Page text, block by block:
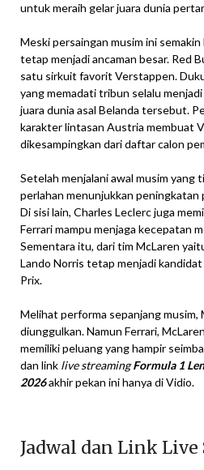
untuk meraih gelar juara dunia
Meski persaingan musim ini
tetap menjadi ancaman besar. Red
satu sirkuit favorit Verstappen.
yang memadati tribun selalu
juara dunia asal Belanda tersebut.
karakter lintasan Austria membuat
dikesampingkan dari daftar calon
Setelah menjalani awal musim yang
perlahan menunjukkan peningkatan
Di sisi lain, Charles Leclerc juga
Ferrari mampu menjaga kecepatan
Sementara itu, dari tim McLaren
Lando Norris tetap menjadi
Prix.
Melihat performa sepanjang
diunggulkan. Namun Ferrari,
memiliki peluang yang hampir
dan link live streamingFormula 1
2026akhir pekan ini hanya di Vidio.
Jadwal dan Link